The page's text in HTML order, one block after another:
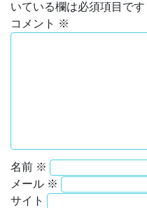
いている欄は必須項目です
コメント ※
名前 ※
メール ※
サイト